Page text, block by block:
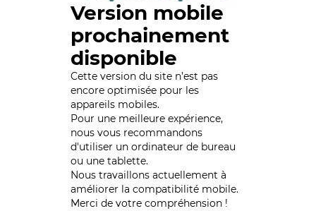
Version mobile
prochainement
disponible
Cette version du site n’est pas
encore optimisée pour les
appareils mobiles.
Pour une meilleure expérience,
nous vous recommandons
d'utiliser un ordinateur de bureau
ou une tablette.
Nous travaillons actuellement à
améliorer la compatibilité mobile.
Merci de votre compréhension !